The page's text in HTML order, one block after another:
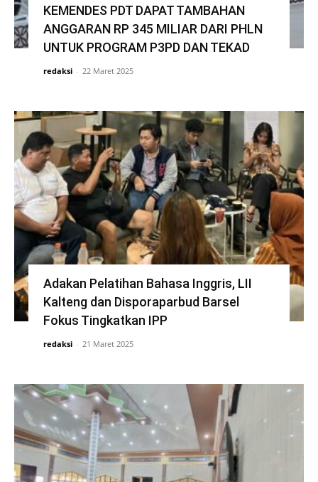
KEMENDES PDT DAPAT TAMBAHAN
ANGGARAN RP 345 MILIAR DARI PHLN
UNTUK PROGRAM P3PD DAN TEKAD
redaksi - 22 Maret 2025
Adakan Pelatihan Bahasa Inggris, LII
Kalteng dan Disporaparbud Barsel
Fokus Tingkatkan IPP
redaksi - 21 Maret 2025